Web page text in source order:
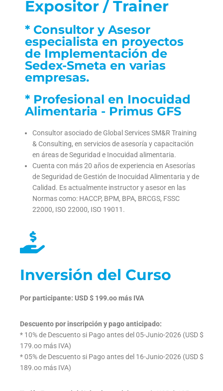
Expositor / Trainer
* Consultor y Asesor
especialista en proyectos
de Implementación de
Sedex-Smeta en varias
empresas.
* Profesional en Inocuidad
Alimentaria - Primus GFS
Consultor asociado de Global Services SM&R Training
& Consulting, en servicios de asesoría y capacitación
en áreas de Seguridad e Inocuidad alimentaria.
Cuenta con más 20 años de experiencia en Asesorías
de Seguridad de Gestión de Inocuidad Alimentaria y de
Calidad. Es actualmente instructor y asesor en las
Normas como: HACCP, BPM, BPA, BRCGS, FSSC
22000, ISO 22000, ISO 19011.
Inversión del Curso
Por participante: USD $ 199.oo más IVA
Descuento por inscripción y pago anticipado:
* 10% de Descuento si Pago antes del 05-Junio-2026 (USD $
179.oo más IVA)
* 05% de Descuento si Pago antes del 16-Junio-2026 (USD $
189.oo más IVA)